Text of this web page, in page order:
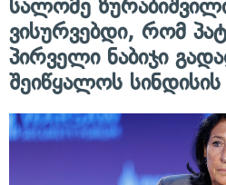
სალომე
ვისურვებდი, რომ
პირველი ნაბიჯი
შეიწყალოს